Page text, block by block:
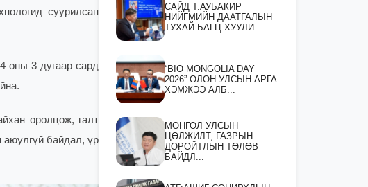
суурилсан
оны 3 дугаар сард
оролцож, галт
аюулгүй байдал, үр
САЙД Т.АУБАКИР
НИЙГМИЙН ДААТГАЛЫН
ТУХАЙ БАГЦ ХУУЛИ...
“BIO MONGOLIA DAY
2026” ОЛОН УЛСЫН АРГА
ХЭМЖЭЭ АЛБ...
МОНГОЛ УЛСЫН
ЦӨЛЖИЛТ, ГАЗРЫН
ДОРОЙТЛЫН ТӨЛӨВ
БАЙДЛ...